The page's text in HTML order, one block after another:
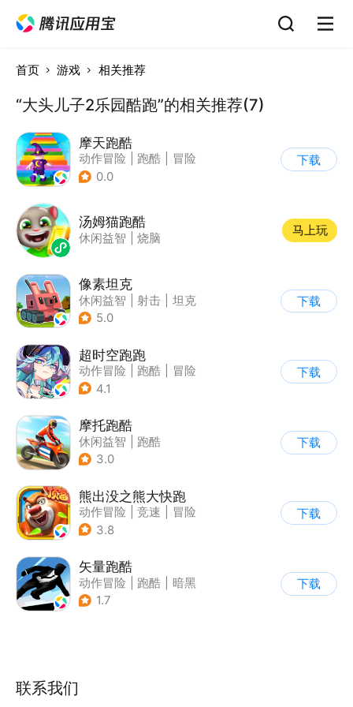
首页 游戏 相关推荐
“大头儿子2乐园酷跑”的相关推荐(7)
摩天跑酷
动作冒险 跑酷
冒险
| 横版过关
0.0
下载
汤姆猫跑酷
休闲益智 烧脑
马上玩
像素坦克
休闲益智 射击
坦克
| 像素风
5.0
下载
超时空跑跑
动作冒险 跑酷
冒险
| 沙盒
4.1
下载
摩托跑酷
休闲益智
跑酷
| 摩托车
3.0
下载
熊出没之熊大快跑
动作冒险 竞速
冒险
| 熊出没
3.8
下载
矢量跑酷
动作冒险 跑酷
暗黑
| 通关
1.7
下载
联系我们